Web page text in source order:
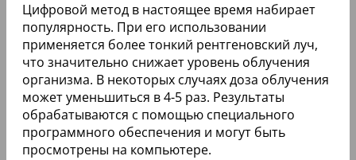
Цифровой метод в настоящее время набирает
популярность. При его использовании
применяется более тонкий рентгеновский луч,
что значительно снижает уровень облучения
организма. В некоторых случаях доза облучения
может уменьшиться в 4-5 раз. Результаты
обрабатываются с помощью специального
программного обеспечения и могут быть
просмотрены на компьютере.